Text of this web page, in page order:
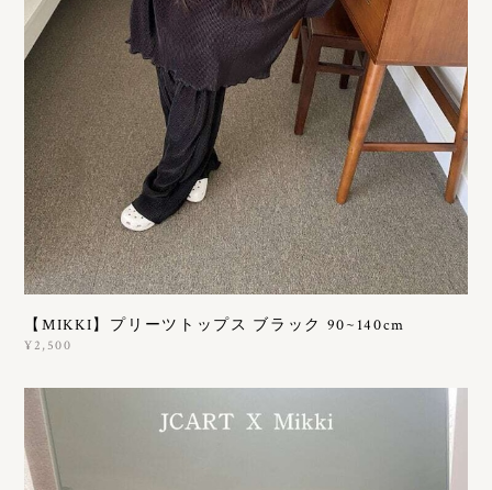
【MIKKI】プリーツトップス ブラック 90~140cm
¥2,500